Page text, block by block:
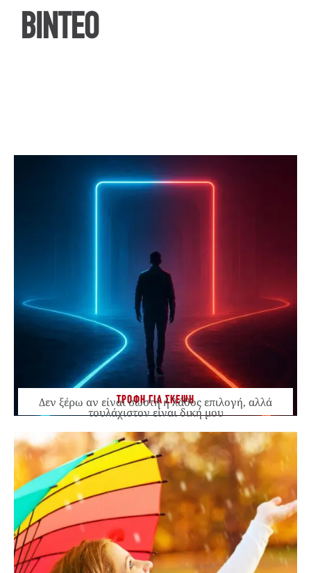
ΒΙΝΤΕΟ
ΤΡΟΦΗ ΓΙΑ ΣΚΕΨΗ
Δεν ξέρω αν είναι σωστή ή λάθος επιλογή, αλλά
τουλάχιστον είναι δική μου